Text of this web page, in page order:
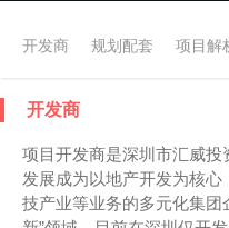
开发商 规划配套 项目解
开发商
项目开发商是深圳市汇威投
发展成为以地产开发为核
技产业等业务的多元化集团